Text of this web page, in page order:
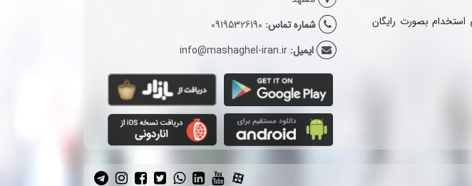
بصورت رایگان
شماره تماس: 09195326190
ایمیل: info@mashaghel-iran.ir